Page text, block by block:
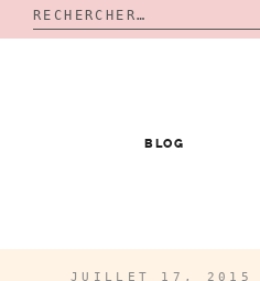
Rechercher :
BLOG
JUILLET 17, 2015